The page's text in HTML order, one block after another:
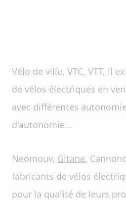
Vélo de ville, VTC, VTT, il
de vélos électriques en
avec différentes
d'autonomie...
Neomouv, Gitane,
fabricants de vélos
pour la qualité de leurs